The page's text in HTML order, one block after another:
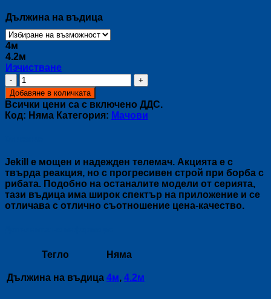
Дължина на въдица
4м
4.2м
Изчистване
количество
за
Телемач
JEKILL
Добавяне в количката
Всички цени са с включено ДДС.
Код: Няма Категория: Мачови
Jekill е мощен и надежден телемач. Акцията е с
твърда реакция, но с прогресивен строй при борба с
рибата. Подобно на останалите модели от серията,
тази въдица има широк спектър на приложение и се
отличава с отлично съотношение цена-качество.
Тегло Няма
Дължина на въдица 4м, 4.2м